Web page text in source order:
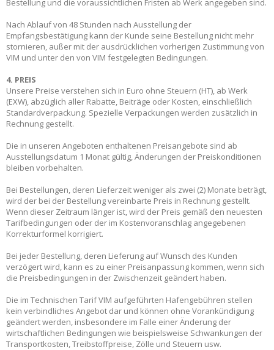
Bestellung und die voraussichtlichen Fristen ab Werk angegeben sind.
Nach Ablauf von 48 Stunden nach Ausstellung der
Empfangsbestätigung kann der Kunde seine Bestellung nicht mehr
stornieren, außer mit der ausdrücklichen vorherigen Zustimmung von
VIM und unter den von VIM festgelegten Bedingungen.
4. PREIS
Unsere Preise verstehen sich in Euro ohne Steuern (HT), ab Werk
(EXW), abzüglich aller Rabatte, Beiträge oder Kosten, einschließlich
Standardverpackung. Spezielle Verpackungen werden zusätzlich in
Rechnung gestellt.
Die in unseren Angeboten enthaltenen Preisangebote sind ab
Ausstellungsdatum 1 Monat gültig, Änderungen der Preiskonditionen
bleiben vorbehalten.
Bei Bestellungen, deren Lieferzeit weniger als zwei (2) Monate beträgt,
wird der bei der Bestellung vereinbarte Preis in Rechnung gestellt.
Wenn dieser Zeitraum länger ist, wird der Preis gemäß den neuesten
Tarifbedingungen oder der im Kostenvoranschlag angegebenen
Korrekturformel korrigiert.
Bei jeder Bestellung, deren Lieferung auf Wunsch des Kunden
verzögert wird, kann es zu einer Preisanpassung kommen, wenn sich
die Preisbedingungen in der Zwischenzeit geändert haben.
Die im Technischen Tarif VIM aufgeführten Hafengebühren stellen
kein verbindliches Angebot dar und können ohne Vorankündigung
geändert werden, insbesondere im Falle einer Änderung der
wirtschaftlichen Bedingungen wie beispielsweise Schwankungen der
Transportkosten, Treibstoffpreise, Zölle und Steuern usw.